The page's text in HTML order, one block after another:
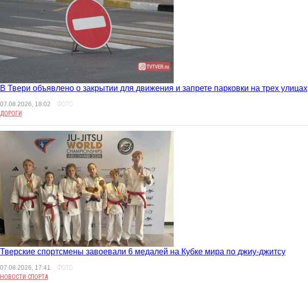
В Твери объявлено о закрытии для движения и запрете парковки на трех улицах
07.08.2026, 18:02
ФОТО
ДОРОГИ
Тверские спортсмены завоевали 6 медалей на Кубке мира по джиу-джитсу
07.08.2026, 17:41
ФОТО
НОВОСТИ СПОРТА